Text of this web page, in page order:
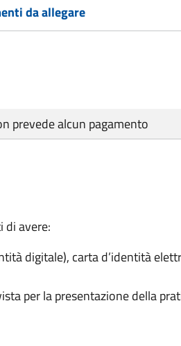
da allegare
prevede alcun pagamento
di avere:
digitale), carta d’identità
per la presentazione della